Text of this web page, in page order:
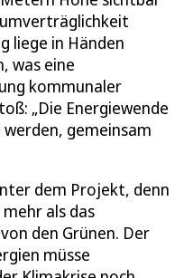
liege in Händen
was eine
kommunaler
„Die Energiewende
gemeinsam
dem Projekt, denn
als das
den Grünen. Der
müsse